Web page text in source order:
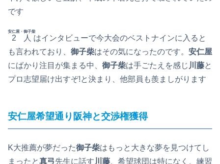
です
2人
安仁屋・御子柴
はインタビューで今大会のベストナインに入ると
も言われており、 御子柴はその気になったのです。 安仁屋
にばかり注目が集まる中、 御子柴は手ごたえを感じ 川藤と
プロ志望届け出すぞ!と決まり、他部員も羨ましがります
安仁屋希望通り阪神と交渉権獲得
K大推薦が夢だった御子柴はもっと大きな夢を見つけてし
まったと真弓先生に話す 川藤 、希望球団は特になく、練習